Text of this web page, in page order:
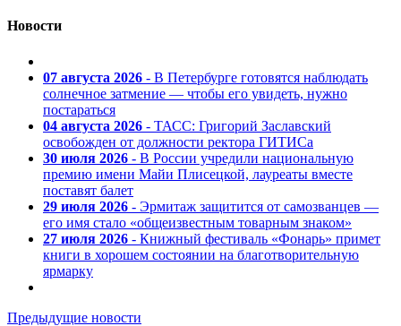
Новости
07 августа 2026 - В Петербурге готовятся наблюдать
солнечное затмение — чтобы его увидеть, нужно
постараться
04 августа 2026 - ТАСС: Григорий Заславский
освобожден от должности ректора ГИТИСа
30 июля 2026 - В России учредили национальную
премию имени Майи Плисецкой, лауреаты вместе
поставят балет
29 июля 2026 - Эрмитаж защитится от самозванцев —
его имя стало «общеизвестным товарным знаком»
27 июля 2026 - Книжный фестиваль «Фонарь» примет
книги в хорошем состоянии на благотворительную
ярмарку
Предыдущие новости